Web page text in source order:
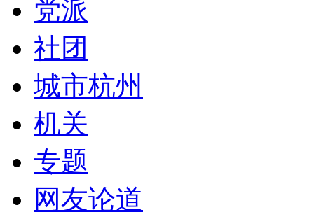
党派
社团
城市杭州
机关
专题
网友论道